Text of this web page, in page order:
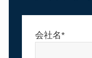
会社名*